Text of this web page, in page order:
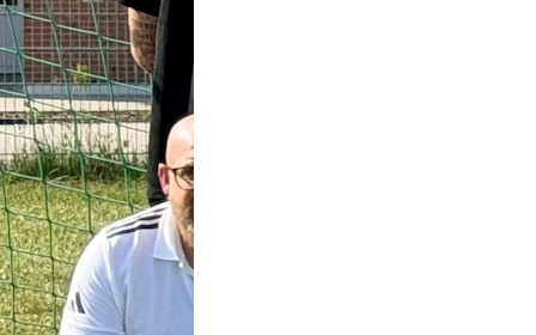
für die A-
2026/27
verdienten
die A-Klasse
die…